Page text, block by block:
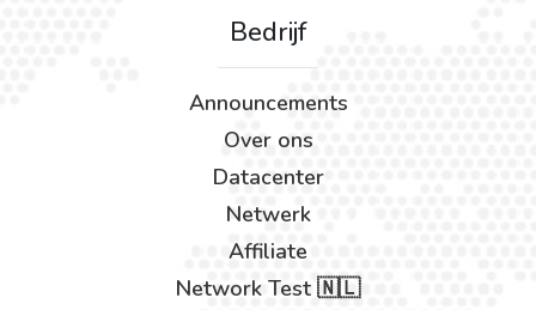
Bedrijf
Announcements
Over ons
Datacenter
Netwerk
Affiliate
Network Test 🇳🇱